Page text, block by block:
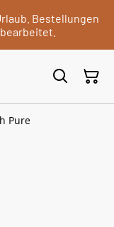
Bestellungen
Pure